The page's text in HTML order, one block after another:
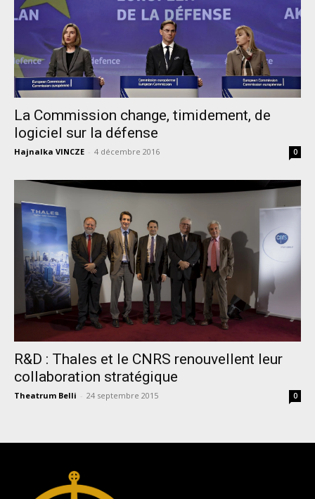
La Commission change, timidement, de
logiciel sur la défense
Hajnalka VINCZE - 4 décembre 2016 0
R&D : Thales et le CNRS renouvellent leur
collaboration stratégique
Theatrum Belli - 24 septembre 2015 0